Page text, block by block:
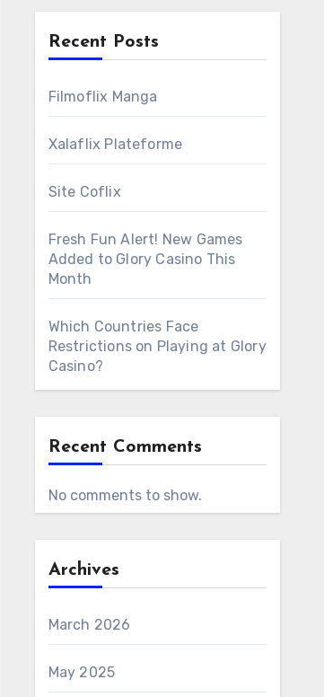
Recent Posts
Filmoflix Manga
Xalaflix Plateforme
Site Coflix
Fresh Fun Alert! New Games
Added to Glory Casino This
Month
Which Countries Face
Restrictions on Playing at Glory
Casino?
Recent Comments
No comments to show.
Archives
March 2026
May 2025